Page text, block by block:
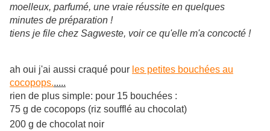
moelleux, parfumé, une vraie réussite en quelques
minutes de préparation !
tiens je file chez Sagweste, voir ce qu'elle m'a concocté !
ah oui j'ai aussi craqué pour les petites bouchées au
cocopops......
rien de plus simple: pour 15 bouchées :
75 g de cocopops (riz soufflé au chocolat)
200 g de chocolat noir